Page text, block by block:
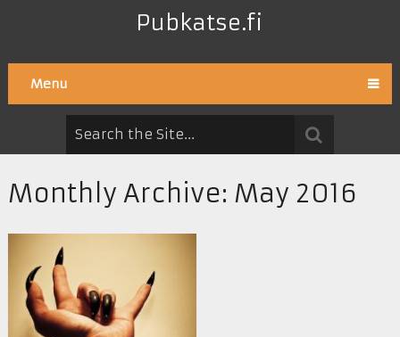
Pubkatse.fi
Menu
Monthly Archive: May 2016